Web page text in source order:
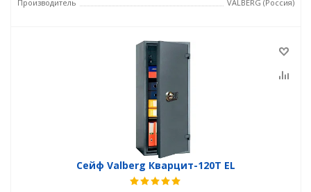
Производитель
VALBERG (Россия)
Сейф Valberg Кварцит-120Т EL